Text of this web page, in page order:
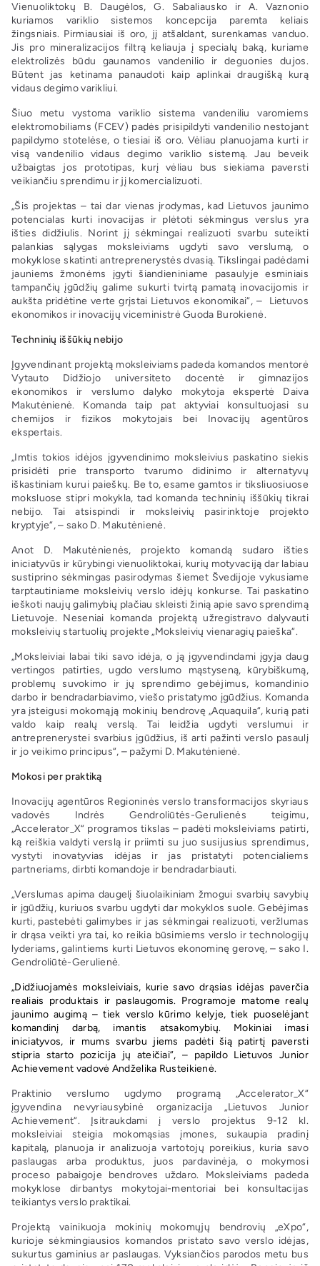
Vienuoliktokų B. Daugėlos, G. Sabaliausko ir A. Vaznonio
kuriamos variklio sistemos koncepcija paremta keliais
žingsniais. Pirmiausiai iš oro, jį atšaldant, surenkamas vanduo.
Jis pro mineralizacijos filtrą keliauja į specialų baką, kuriame
elektrolizės būdu gaunamos vandenilio ir deguonies dujos.
Būtent jas ketinama panaudoti kaip aplinkai draugišką kurą
vidaus degimo varikliui.
Šiuo metu vystoma variklio sistema vandeniliu varomiems
elektromobiliams (FCEV) padės prisipildyti vandenilio nestojant
papildymo stotelėse, o tiesiai iš oro. Vėliau planuojama kurti ir
visą vandenilio vidaus degimo variklio sistemą. Jau beveik
užbaigtas jos prototipas, kurį vėliau bus siekiama paversti
veikiančiu sprendimu ir jį komercializuoti.
„Šis projektas – tai dar vienas įrodymas, kad Lietuvos jaunimo
potencialas kurti inovacijas ir plėtoti sėkmingus verslus yra
išties didžiulis. Norint jį sėkmingai realizuoti svarbu suteikti
palankias sąlygas moksleiviams ugdyti savo verslumą, o
mokyklose skatinti antreprenerystės dvasią. Tikslingai padėdami
jauniems žmonėms įgyti šiandieniniame pasaulyje esminiais
tampančių įgūdžių galime sukurti tvirtą pamatą inovacijomis ir
aukšta pridėtine verte grįstai Lietuvos ekonomikai“, – Lietuvos
ekonomikos ir inovacijų viceministrė Guoda Burokienė.
Techninių iššūkių nebijo
Įgyvendinant projektą moksleiviams padeda komandos mentorė
Vytauto Didžiojo universiteto docentė ir gimnazijos
ekonomikos ir verslumo dalyko mokytoja ekspertė Daiva
Makutėnienė. Komanda taip pat aktyviai konsultuojasi su
chemijos ir fizikos mokytojais bei Inovacijų agentūros
ekspertais.
„Imtis tokios idėjos įgyvendinimo moksleivius paskatino siekis
prisidėti prie transporto tvarumo didinimo ir alternatyvų
iškastiniam kurui paieškų. Be to, esame gamtos ir tiksliuosiuose
moksluose stipri mokykla, tad komanda techninių iššūkių tikrai
nebijo. Tai atsispindi ir moksleivių pasirinktoje projekto
kryptyje“, – sako D. Makutėnienė.
Anot D. Makutėnienės, projekto komandą sudaro išties
iniciatyvūs ir kūrybingi vienuoliktokai, kurių motyvaciją dar labiau
sustiprino sėkmingas pasirodymas šiemet Švedijoje vykusiame
tarptautiniame moksleivių verslo idėjų konkurse. Tai paskatino
ieškoti naujų galimybių plačiau skleisti žinią apie savo sprendimą
Lietuvoje. Neseniai komanda projektą užregistravo dalyvauti
moksleivių startuolių projekte „Moksleivių vienaragių paieška“.
„Moksleiviai labai tiki savo idėja, o ją įgyvendindami įgyja daug
vertingos patirties, ugdo verslumo mąstyseną, kūrybiškumą,
problemų suvokimo ir jų sprendimo gebėjimus, komandinio
darbo ir bendradarbiavimo, viešo pristatymo įgūdžius. Komanda
yra įsteigusi mokomąją mokinių bendrovę „Aquaquila“, kurią pati
valdo kaip realų verslą. Tai leidžia ugdyti verslumui ir
antreprenerystei svarbius įgūdžius, iš arti pažinti verslo pasaulį
ir jo veikimo principus“, – pažymi D. Makutėnienė.
Mokosi per praktiką
Inovacijų agentūros Regioninės verslo transformacijos skyriaus
vadovės Indrės Gendroliūtės-Gerulienės teigimu,
„Accelerator_X“ programos tikslas – padėti moksleiviams patirti,
ką reiškia valdyti verslą ir priimti su juo susijusius sprendimus,
vystyti inovatyvias idėjas ir jas pristatyti potencialiems
partneriams, dirbti komandoje ir bendradarbiauti.
„Verslumas apima daugelį šiuolaikiniam žmogui svarbių savybių
ir įgūdžių, kuriuos svarbu ugdyti dar mokyklos suole. Gebėjimas
kurti, pastebėti galimybes ir jas sėkmingai realizuoti, veržlumas
ir drąsa veikti yra tai, ko reikia būsimiems verslo ir technologijų
lyderiams, galintiems kurti Lietuvos ekonominę gerovę, – sako I.
Gendroliūtė-Gerulienė.
„Didžiuojamės moksleiviais, kurie savo drąsias idėjas paverčia
realiais produktais ir paslaugomis. Programoje matome realų
jaunimo augimą – tiek verslo kūrimo kelyje, tiek puoselėjant
komandinį darbą, imantis atsakomybių. Mokiniai imasi
iniciatyvos, ir mums svarbu jiems padėti šią patirtį paversti
stipria starto pozicija jų ateičiai”, – papildo Lietuvos Junior
Achievement vadovė Andželika Rusteikienė.
Praktinio verslumo ugdymo programą „Accelerator_X“
įgyvendina nevyriausybinė organizacija „Lietuvos Junior
Achievement“. Įsitraukdami į verslo projektus 9-12 kl.
moksleiviai steigia mokomąsias įmones, sukaupia pradinį
kapitalą, planuoja ir analizuoja vartotojų poreikius, kuria savo
paslaugas arba produktus, juos pardavinėja, o mokymosi
proceso pabaigoje bendroves uždaro. Moksleiviams padeda
mokyklose dirbantys mokytojai-mentoriai bei konsultacijas
teikiantys verslo praktikai.
Projektą vainikuoja mokinių mokomųjų bendrovių „eXpo“,
kurioje sėkmingiausios komandos pristato savo verslo idėjas,
sukurtus gaminius ar paslaugas. Vyksiančios parodos metu bus